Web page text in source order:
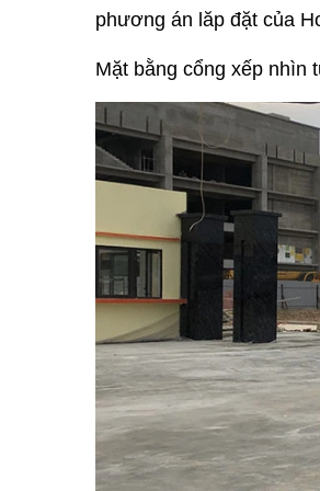
phương án lăp đặt của
Mặt bằng cổng xếp nhìn